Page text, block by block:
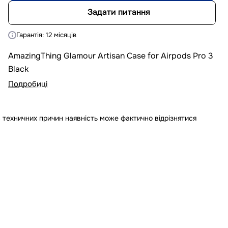
Задати питання
Гарантія: 12 місяців
AmazingThing Glamour Artisan Case for Airpods Pro 3
Black
Подробиці
техничних причин наявність може фактично відрізнятися